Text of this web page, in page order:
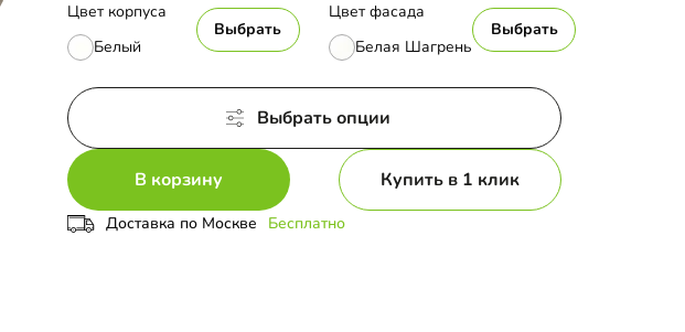
Цвет корпуса
Белый
Выбрать
Цвет фасада
Белая Шагрень
Выбрать
Выбрать опции
В корзину Купить в 1 клик
Доставка по Москве Бесплатно